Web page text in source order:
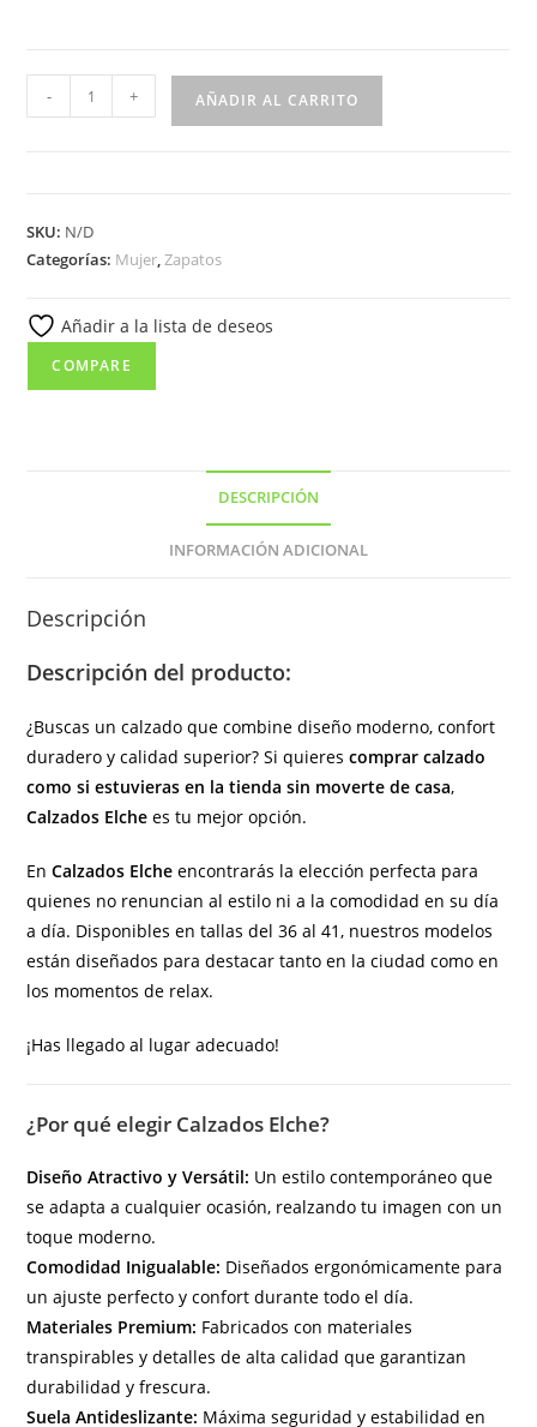
Manoletina
piel
de
marrón
hecho
- + AÑADIR AL CARRITO
SKU: N/D
Categorías: Mujer,Zapatos
Añadir a la lista de deseos
COMPARE
DESCRIPCIÓN
INFORMACIÓN ADICIONAL
Descripción
Descripción del producto:
¿Buscas un calzado que combine diseño moderno, confort
duradero y calidad superior? Si quierescomprar calzado
como si estuvieras en la tienda sin moverte de casa,
Calzados Elche es tu mejor opción.
EnCalzados Elche encontrarás la elección perfecta para
quienes no renuncian al estilo ni a la comodidad en su día
a día. Disponibles en tallas del 36 al 41, nuestros modelos
están diseñados para destacar tanto en la ciudad como en
los momentos de relax.
¡Has llegado al lugar adecuado!
¿Por qué elegir Calzados Elche?
Diseño Atractivo y Versátil: Un estilo contemporáneo que
se adapta a cualquier ocasión, realzando tu imagen con un
toque moderno.
Comodidad Inigualable: Diseñados ergonómicamente para
un ajuste perfecto y confort durante todo el día.
Materiales Premium: Fabricados con materiales
transpirables y detalles de alta calidad que garantizan
durabilidad y frescura.
Suela Antideslizante: Máxima seguridad y estabilidad en